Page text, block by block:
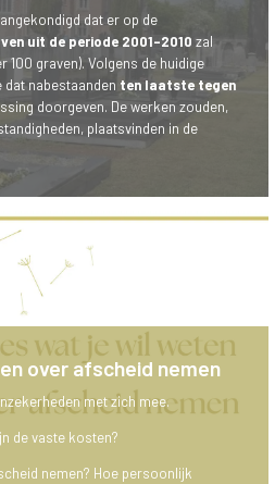
dat er op de
uit de periode 2001–2010 zal
100 graven). Volgens de huidige
dat nabestaanden ten laatste tegen
doorgeven. De werken zouden,
plaatsvinden in de
over afscheid nemen
met zich mee.
de vaste kosten?
nemen? Hoe persoonlijk